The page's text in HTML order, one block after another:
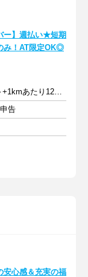
ー】週払い★短期
み！AT限定OK◎
完全出来高制（1回送900円～+1kmあたり12円～）＋交通費
告
安心感＆充実の福